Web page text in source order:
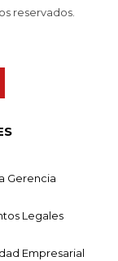
reservados.
Gerencia
Legales
Empresarial